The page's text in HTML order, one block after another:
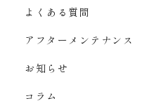
よくある質問
アフターメンテナンス
お知らせ
コラム